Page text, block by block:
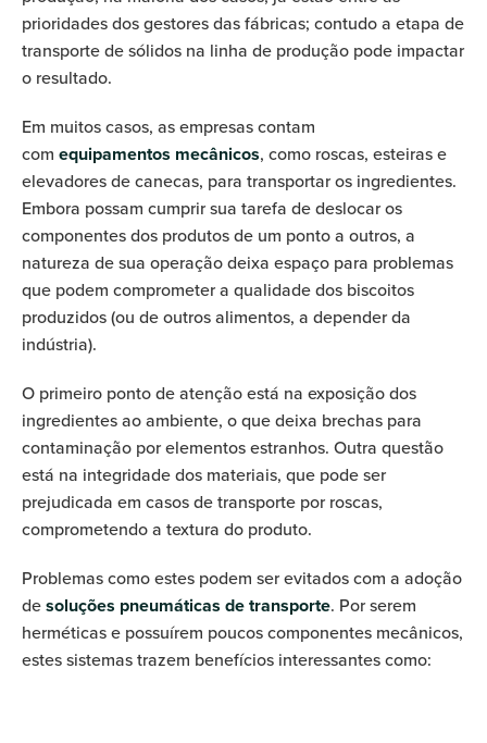
prioridades dos gestores das fábricas; contudo a etapa de
transporte de sólidos na linha de produção pode impactar
o resultado.
Em muitos casos, as empresas contam
com equipamentos mecânicos, como roscas, esteiras e
elevadores de canecas, para transportar os ingredientes.
Embora possam cumprir sua tarefa de deslocar os
componentes dos produtos de um ponto a outros, a
natureza de sua operação deixa espaço para problemas
que podem comprometer a qualidade dos biscoitos
produzidos (ou de outros alimentos, a depender da
indústria).
O primeiro ponto de atenção está na exposição dos
ingredientes ao ambiente, o que deixa brechas para
contaminação por elementos estranhos. Outra questão
está na integridade dos materiais, que pode ser
prejudicada em casos de transporte por roscas,
comprometendo a textura do produto.
Problemas como estes podem ser evitados com a adoção
desoluções pneumáticas de transporte. Por serem
herméticas e possuírem poucos componentes mecânicos,
estes sistemas trazem benefícios interessantes como: